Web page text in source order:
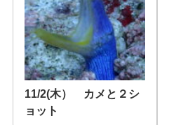
11/2(木） カメと２シ
ョット